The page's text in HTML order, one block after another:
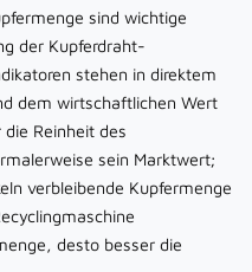
sind wichtige
der Kupferdraht-
stehen in direktem
dem wirtschaftlichen Wert
Reinheit des
sein Marktwert;
verbleibende Kupfermenge
desto besser die